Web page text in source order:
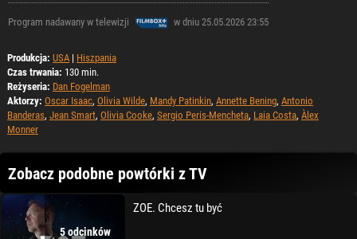
Program nadawany w telewizji w dniu 25.05.2026 23:55
Produkcja: USA | Hiszpania
Czas trwania: 130 min.
Reżyseria: Dan Fogelman
Aktorzy: Oscar Isaac, Olivia Wilde, Mandy Patinkin, Annette Bening, Antonio
Banderas, Jean Smart, Olivia Cooke, Sergio Peris-Mencheta, Laia Costa, Àlex
Monner
Zobacz podobne powtórki z TV
5 odcinków
ZOE. Chcesz tu być